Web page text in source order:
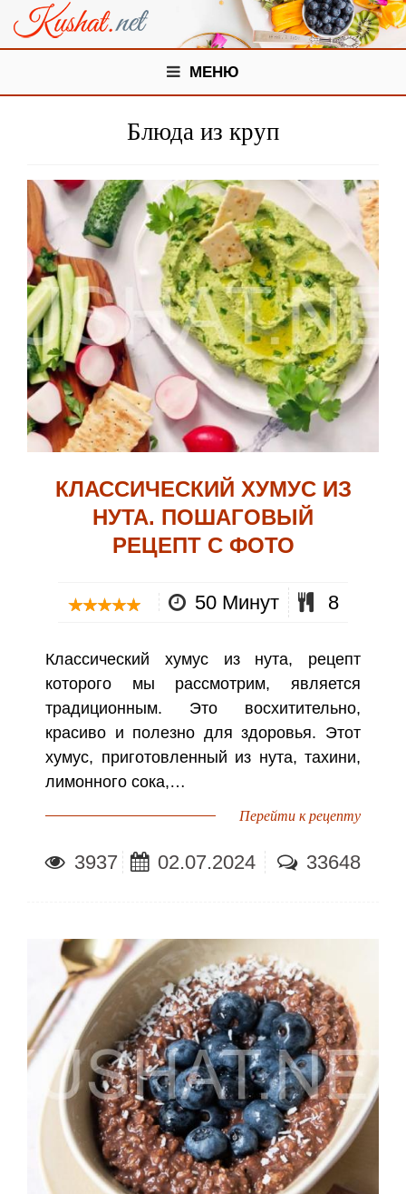
МЕНЮ
Блюда из круп
КЛАССИЧЕСКИЙ ХУМУС ИЗ
НУТА. ПОШАГОВЫЙ
РЕЦЕПТ С ФОТО
50 Минут 8
Классический хумус из нута, рецепт
которого мы рассмотрим, является
традиционным. Это восхитительно,
красиво и полезно для здоровья. Этот
хумус, приготовленный из нута, тахини,
лимонного сока,…
Перейти к рецепту
3937 02.07.2024 33648